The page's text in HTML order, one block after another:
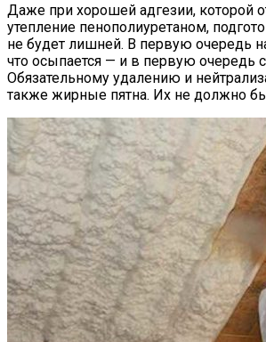
Даже при хорошей адгезии, которой
утепление пенополиуретаном,
не будет лишней. В первую очередь
что осыпается — и в первую очередь
Обязательному удалению и
также жирные пятна. Их не должно